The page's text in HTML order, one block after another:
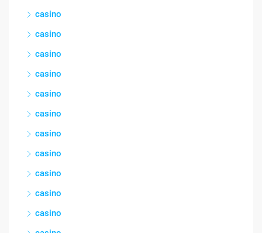
casino
casino
casino
casino
casino
casino
casino
casino
casino
casino
casino